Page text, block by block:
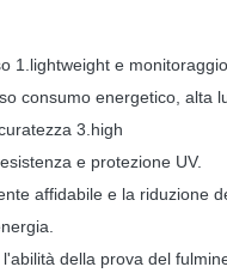
1.lightweight e
consumo energetico,
3.high
e protezione UV.
affidabile e la riduzione
della prova del